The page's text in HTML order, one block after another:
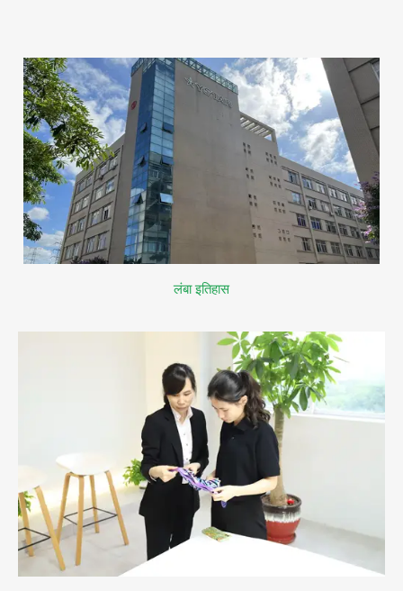
पर्यावरण के अनुकूल
लंबा इतिहास